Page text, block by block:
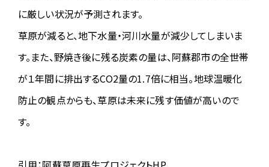
2025.04.25
【参加案内を公開しました】
参加案内を公開しました。参加者は事前にご確認をお願いします。
→参加案内
2025.04.25
【エイドステーション提供品を公開しました】
→エイド提供品
に厳しい状況が予測されます。
草原が減ると、地下水量・河川水量が減少してしまいま
す。また、野焼き後に残る炭素の量は、阿蘇郡市の全世帯
が１年間に排出するCO2量の1.7倍に相当。地球温暖化
防止の観点からも、草原は未来に残す価値が高いので
す。